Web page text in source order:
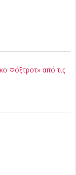
Φόξτροτ» από τις